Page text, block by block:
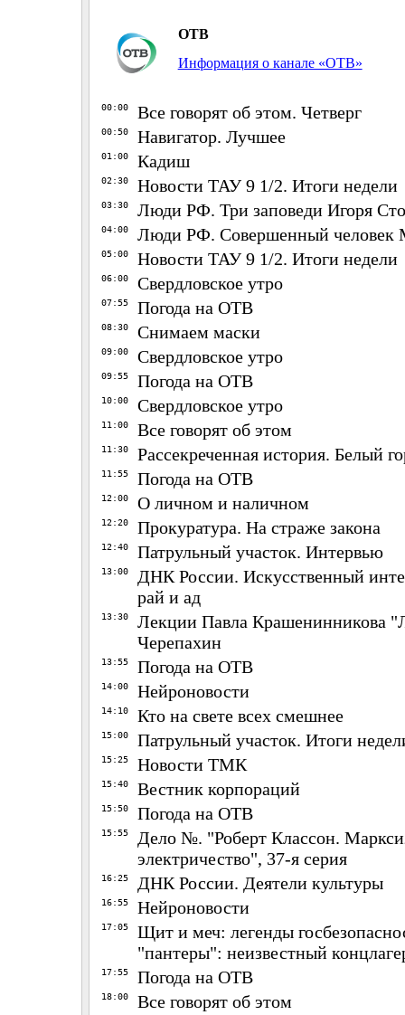
ОТВ
Информация о канале «ОТВ»
00:00 Все говорят об этом. Четверг
00:50 Навигатор. Лучшее
01:00 Кадиш
02:30 Новости ТАУ 9 1/2. Итоги недели
03:30 Люди РФ. Три заповеди Игоря
04:00 Люди РФ. Совершенный человек
05:00 Новости ТАУ 9 1/2. Итоги недели
06:00 Свердловское утро
07:55 Погода на ОТВ
08:30 Снимаем маски
09:00 Свердловское утро
09:55 Погода на ОТВ
10:00 Свердловское утро
11:00 Все говорят об этом
11:30 Рассекреченная история. Белый
11:55 Погода на ОТВ
12:00 О личном и наличном
12:20 Прокуратура. На страже закона
12:40 Патрульный участок. Интервью
13:00
ДНК России. Искусственный
рай и ад
13:30
Лекции Павла Крашенинникова
Черепахин
13:55 Погода на ОТВ
14:00 Нейроновости
14:10 Кто на свете всех смешнее
15:00 Патрульный участок. Итоги
15:25 Новости ТМК
15:40 Вестник корпораций
15:50 Погода на ОТВ
15:55
Дело №. "Роберт Классон.
электричество", 37-я серия
16:25 ДНК России. Деятели культуры
16:55 Нейроновости
17:05
Щит и меч: легенды
"пантеры": неизвестный
17:55 Погода на ОТВ
18:00 Все говорят об этом